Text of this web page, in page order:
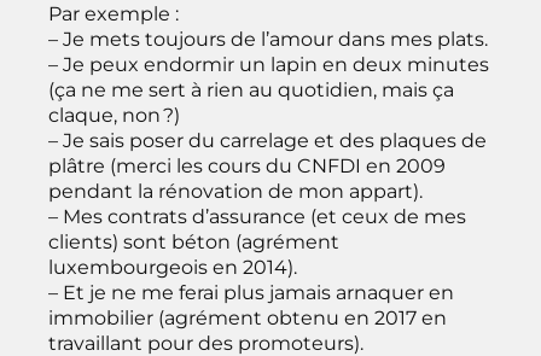
Par exemple :
– Je mets toujours de l’amour dans mes plats.
– Je peux endormir un lapin en deux minutes
(ça ne me sert à rien au quotidien, mais ça
claque, non ?)
– Je sais poser du carrelage et des plaques de
plâtre (merci les cours du CNFDI en 2009
pendant la rénovation de mon appart).
– Mes contrats d’assurance (et ceux de mes
clients) sont béton (agrément
luxembourgeois en 2014).
– Et je ne me ferai plus jamais arnaquer en
immobilier (agrément obtenu en 2017 en
travaillant pour des promoteurs).